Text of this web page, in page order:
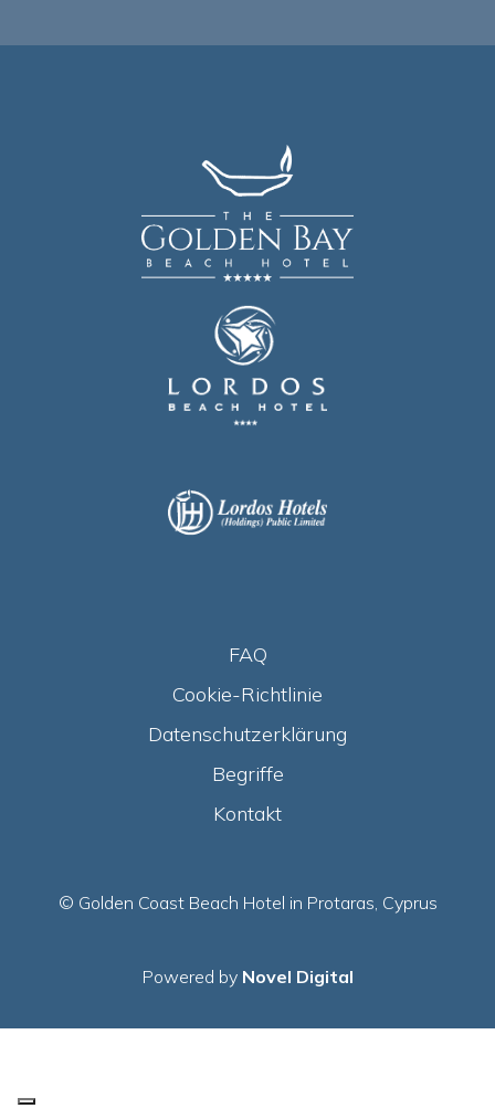
FAQ
Cookie-Richtlinie
Datenschutzerklärung
Begriffe
Kontakt
© Golden Coast Beach Hotel in Protaras, Cyprus
Powered by Novel Digital